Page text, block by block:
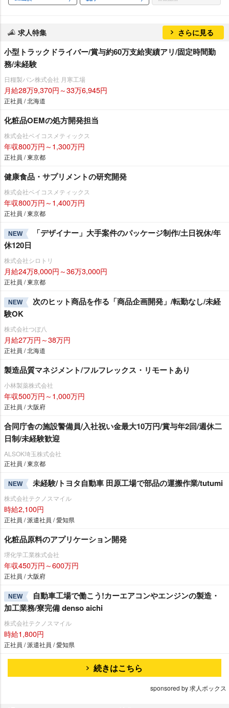
求人特集 さらに見る
小型トラックドライバー/賞与約60万支給実績アリ/固定時間勤
務/未経験
日糧製パン株式会社 月寒工場
月給28万9,370円～33万6,945円
正社員 / 北海道
化粧品OEMの処方開発担当
株式会社ベイコスメティックス
年収800万円～1,300万円
正社員 / 東京都
健康食品・サプリメントの研究開発
株式会社ベイコスメティックス
年収800万円～1,400万円
正社員 / 東京都
NEW
「デザイナー」大手案件のパッケージ制作/土日祝休/年
休120日
株式会社シロトリ
月給24万8,000円～36万3,000円
正社員 / 東京都
NEW
次のヒット商品を作る「商品企画開発」/転勤なし/未経
験OK
株式会社つぼ八
月給27万円～38万円
正社員 / 北海道
製造品質マネジメント/フルフレックス・リモートあり
小林製薬株式会社
年収500万円～1,000万円
正社員 / 大阪府
合同庁舎の施設警備員/入社祝い金最大10万円/賞与年2回/週休二
日制/未経験歓迎
ALSOK埼玉株式会社
正社員 / 東京都
NEW 未経験/トヨタ自動車 田原工場で部品の運搬作業/tutumi
株式会社テクノスマイル
時給2,100円
正社員 / 派遣社員 / 愛知県
化粧品原料のアプリケーション開発
堺化学工業株式会社
年収450万円～600万円
正社員 / 大阪府
NEW
自動車工場で働こう!カーエアコンやエンジンの製造・
加工業務/寮完備 denso aichi
株式会社テクノスマイル
時給1,800円
正社員 / 派遣社員 / 愛知県
続きはこちら
sponsored by 求人ボックス